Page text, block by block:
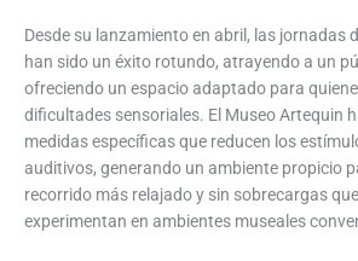
Desde su lanzamiento en abril, las jornadas
han sido un éxito rotundo, atrayendo a un
ofreciendo un espacio adaptado para
dificultades sensoriales. El Museo Artequin
medidas específicas que reducen los
auditivos, generando un ambiente propicio
recorrido más relajado y sin sobrecargas
experimentan en ambientes museales